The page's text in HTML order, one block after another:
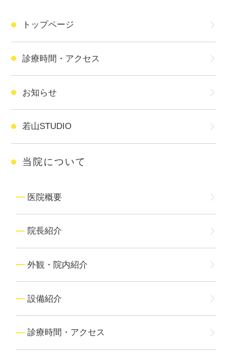
トップページ
診療時間・アクセス
お知らせ
若山STUDIO
当院について
医院概要
院長紹介
外観・院内紹介
設備紹介
診療時間・アクセス